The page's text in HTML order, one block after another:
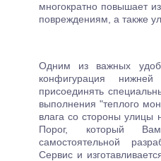
многократно повышает
повреждениям, а также
Одним из важных
конфигурация
присоединять
выполнения "теплого
влага со стороны улицы
Порог, который Вам
самостоятельной
Сервис и